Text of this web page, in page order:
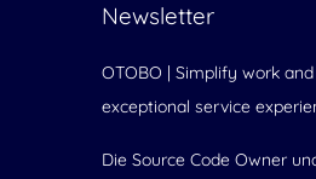
Newsletter
OTOBO | Simplify work
exceptional service
Die Source Code Owner